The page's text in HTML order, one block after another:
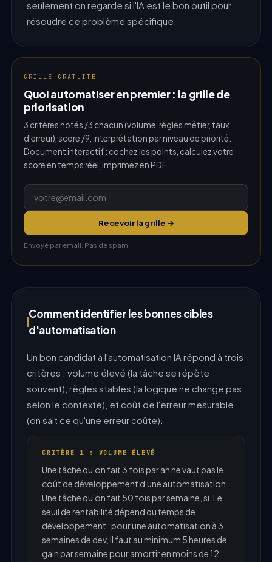
seulement on regarde si l'IA est le bon outil pour
résoudre ce problème spécifique.
GRILLE GRATUITE
Quoi automatiser en premier : la grille de
priorisation
3 critères notés /3 chacun (volume, règles métier, taux
d'erreur), score /9, interprétation par niveau de priorité.
Document interactif : cochez les points, calculez votre
score en temps réel, imprimez en PDF.
Recevoir la grille →
Envoyé par email. Pas de spam.
Comment identifier les bonnes cibles
d'automatisation
Un bon candidat à l'automatisation IA répond à trois
critères : volume élevé (la tâche se répète
souvent), règles stables (la logique ne change pas
selon le contexte), et coût de l'erreur mesurable
(on sait ce qu'une erreur coûte).
CRITÈRE 1 : VOLUME ÉLEVÉ
Une tâche qu'on fait 3 fois par an ne vaut pas le
coût de développement d'une automatisation.
Une tâche qu'on fait 50 fois par semaine, si. Le
seuil de rentabilité dépend du temps de
développement : pour une automatisation à 3
semaines de dev, il faut au minimum 5 heures de
gain par semaine pour amortir en moins de 12